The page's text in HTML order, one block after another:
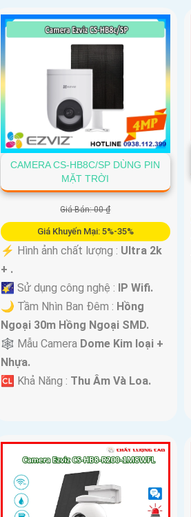
CAMERA CS-HB8C/SP DÙNG PIN
MẶT TRỜI
Giá Bán: 00 ₫
Giá Khuyến Mại: 5%-35%
️⚡ Hình ảnh chất lượng : Ultra 2k
+ .
🌠 Sử dụng công nghệ : IP Wifi.
🌙 Tầm Nhìn Ban Đêm : Hồng
Ngoại 30m Hồng Ngoại SMD.
🕸️ Mẫu Camera Dome Kim loại +
Nhựa.
️🆑 Khả Năng : Thu Âm Và Loa.